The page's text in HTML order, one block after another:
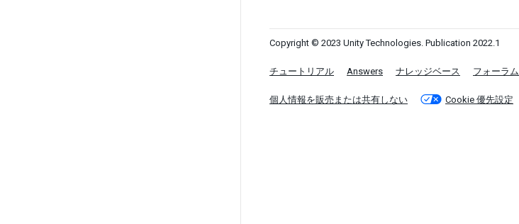
Copyright © 2023 Unity Technologies. Publication 2022.1
チュートリアル Answers ナレッジベース フォーラム
個人情報を販売または共有しない Cookie 優先設定